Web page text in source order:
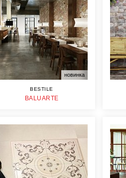
новинка
BESTILE
BALUARTE